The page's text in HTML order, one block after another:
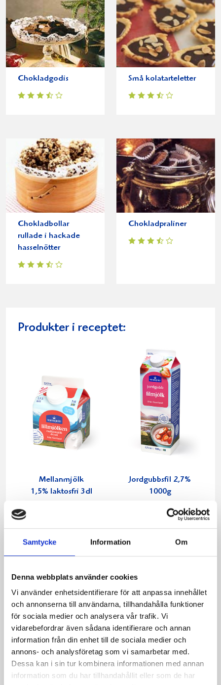
Samtycke Information Om
Denna webbplats använder cookies
Vi använder enhetsidentifierare för att anpassa innehållet
och annonserna till användarna, tillhandahålla funktioner
för sociala medier och analysera vår trafik. Vi
vidarebefordrar även sådana identifierare och annan
information från din enhet till de sociala medier och
annons- och analysföretag som vi samarbetar med.
Dessa kan i sin tur kombinera informationen med annan
information som du har tillhandahållit eller som de har
Chokladgodis Små kolatarteletter
Chokladbollar
rullade i hackade
hasselnötter
Chokladpraliner
Produkter i receptet:
Mellanmjölk
1,5% laktosfri 3dl
Jordgubbsfil 2,7%
1000g
Päronfil 2,7%
1000g
Skogsbärsfil 2,7%
1000g